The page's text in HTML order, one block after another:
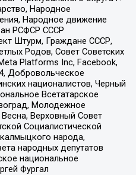
Народное
Народное движение
РСФСР СССР
Штурм, Граждане СССР,
Родов, Совет Советских
Platforms Inc, Facebook,
Добровольческое
националистов, Черный
Всетатарское
Молодежное
Верховный Совет
Социалистической
народа,
народных депутатов
национальное
Фургал